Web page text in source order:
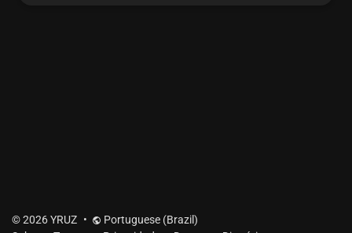
© 2026 YRUZ •
Portuguese (Brazil)